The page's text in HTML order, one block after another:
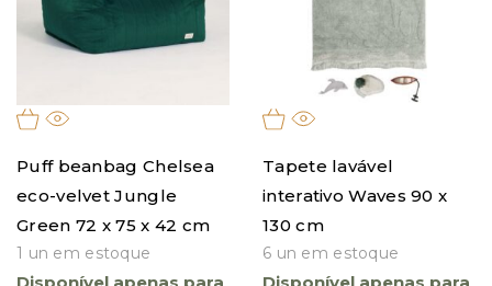
Puff beanbag Chelsea
eco-velvet Jungle
Green 72 x 75 x 42 cm
1 un em estoque
Tapete lavável
interativo Waves 90 x
130 cm
6 un em estoque